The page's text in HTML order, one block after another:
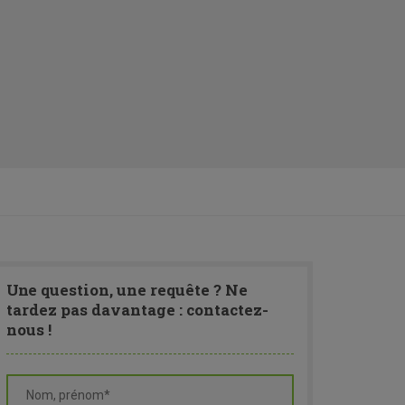
Une question, une requête ? Ne
tardez pas davantage : contactez-
nous !